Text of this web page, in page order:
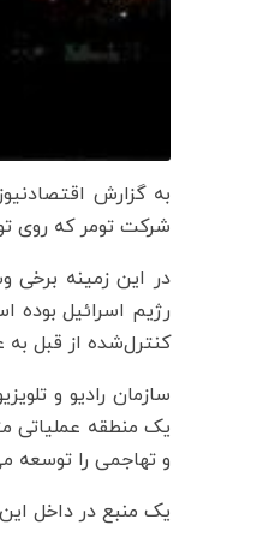
به گزارش
شرکت تومر که روی
در این زمینه
رژیم اسرائیل بوده
کنترل‌شده از قبل
سازمان رادیو و
یک منطقه عملیاتی
و تهاجمی را توسعه
یک منبع در داخل